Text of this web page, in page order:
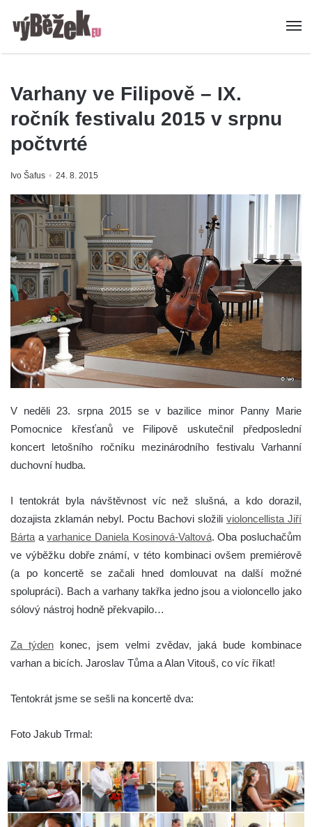
Varhany ve Filipově – IX.
ročník festivalu 2015 v srpnu
počtvrté
Ivo Šafus 24. 8. 2015
V neděli 23. srpna 2015 se v bazilice minor Panny Marie
Pomocnice křesťanů ve Filipově uskutečnil předposlední
koncert letošního ročníku mezinárodního festivalu Varhanní
duchovní hudba.
I tentokrát byla návštěvnost víc než slušná, a kdo dorazil,
dozajista zklamán nebyl. Poctu Bachovi složili violoncellista Jiří
Bárta avarhanice Daniela Kosinová-Valtová. Oba posluchačům
ve výběžku dobře známí, v této kombinaci ovšem premiérově
(a po koncertě se začali hned domlouvat na další možné
spolupráci). Bach a varhany takřka jedno jsou a violoncello jako
sólový nástroj hodně překvapilo…
Za týden konec, jsem velmi zvědav, jaká bude kombinace
varhan a bicích. Jaroslav Tůma a Alan Vitouš, co víc říkat!
Tentokrát jsme se sešli na koncertě dva:
Foto Jakub Trmal: